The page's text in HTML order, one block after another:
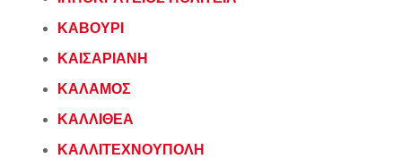
ΚΑΒΟΥΡΙ
ΚΑΙΣΑΡΙΑΝΗ
ΚΑΛΑΜΟΣ
ΚΑΛΛΙΘΕΑ
ΚΑΛΛΙΤΕΧΝΟΥΠΟΛΗ